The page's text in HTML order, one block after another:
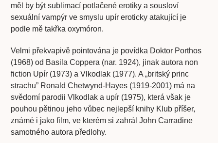
měl by být sublimací potlačené erotiky a sousloví
sexuální vampýr ve smyslu upír eroticky atakující je
podle mě takřka oxymóron.
Velmi překvapivě pointována je povídka Doktor Porthos
(1968) od Basila Coppera (nar. 1924), jinak autora non
fiction Upír (1973) a Vlkodlak (1977). A „britský princ
strachu” Ronald Chetwynd-Hayes (1919-2001) má na
svědomí parodii Vlkodlak a upír (1975), která však je
pouhou pětinou jeho vůbec nejlepší knihy Klub příšer,
známé i jako film, ve kterém si zahrál John Carradine
samotného autora předlohy.